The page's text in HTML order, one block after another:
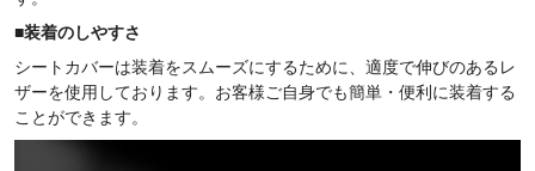
■装着のしやすさ
シートカバーは装着をスムーズにするために、適度で伸びのあるレ
ザーを使用しております。お客様ご自身でも簡単・便利に装着する
ことができます。